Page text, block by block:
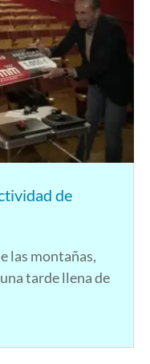
de
las montañas,
tarde llena de